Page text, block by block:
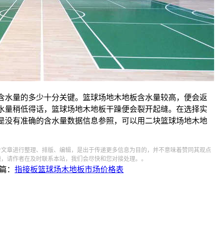
量的多少十分关键。篮球场地木地板含水量较高，便会返
稍低得话，篮球场地木地板干躁便会裂开起缝。在选择实
有准确的含水量数据信息参照，可以用二块篮球场地木地
章进行整理、排版、编辑，是出于传递更多信息为目的，并不意味着赞同其观点
请作者在及时联系本站，我们会尽快和您对接处理。。
： 指接板篮球场木地板市场价格表